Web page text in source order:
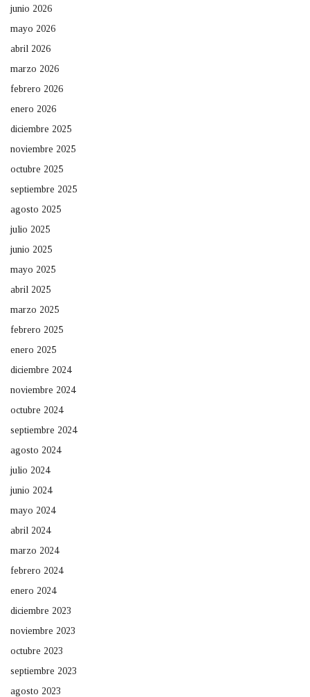
junio 2026
mayo 2026
abril 2026
marzo 2026
febrero 2026
enero 2026
diciembre 2025
noviembre 2025
octubre 2025
septiembre 2025
agosto 2025
julio 2025
junio 2025
mayo 2025
abril 2025
marzo 2025
febrero 2025
enero 2025
diciembre 2024
noviembre 2024
octubre 2024
septiembre 2024
agosto 2024
julio 2024
junio 2024
mayo 2024
abril 2024
marzo 2024
febrero 2024
enero 2024
diciembre 2023
noviembre 2023
octubre 2023
septiembre 2023
agosto 2023